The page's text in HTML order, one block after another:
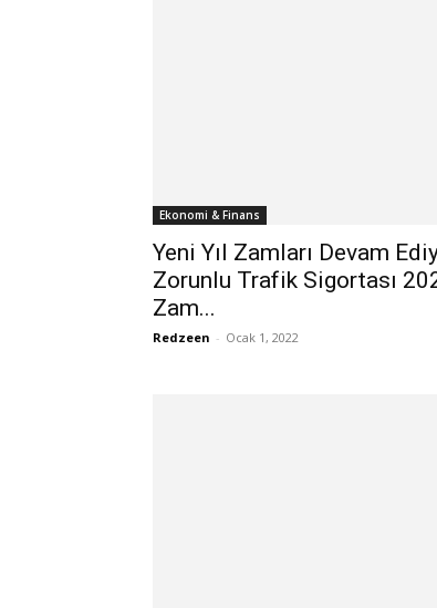
Ekonomi & Finans
Yeni Yıl Zamları Devam
Zorunlu Trafik Sigortası
Zam...
Redzeen - Ocak 1, 2022